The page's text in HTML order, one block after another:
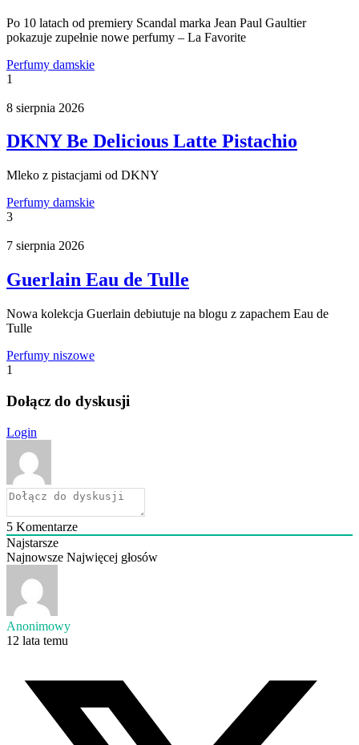
Po 10 latach od premiery Scandal marka Jean Paul Gaultier
pokazuje zupełnie nowe perfumy – La Favorite
Perfumy damskie
1
8 sierpnia 2026
DKNY Be Delicious Latte Pistachio
Mleko z pistacjami od DKNY
Perfumy damskie
3
7 sierpnia 2026
Guerlain Eau de Tulle
Nowa kolekcja Guerlain debiutuje na blogu z zapachem Eau de
Tulle
Perfumy niszowe
1
Dołącz do dyskusji
Login
5 Komentarze
Najstarsze
Najnowsze Najwięcej głosów
Anonimowy
12 lata temu